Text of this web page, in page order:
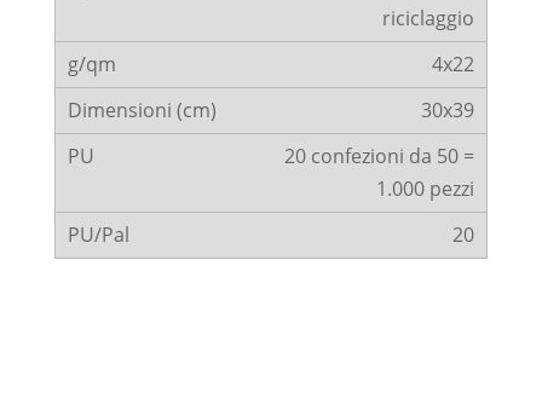
riciclaggio
4x22
30x39
20 confezioni da 50 =
1.000 pezzi
20